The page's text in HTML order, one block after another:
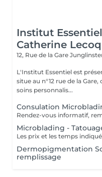
Institut
Catherine Lecoq
12, Rue de la Gare
L'Institut Essentiel est
situe au n°12 rue de la Gare, dit Jong Mëtt.
soins personnalis...
Consulation
Microblading -
Dermopigmentation
remplissage